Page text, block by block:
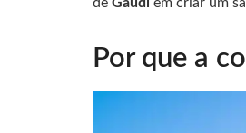
Por que a